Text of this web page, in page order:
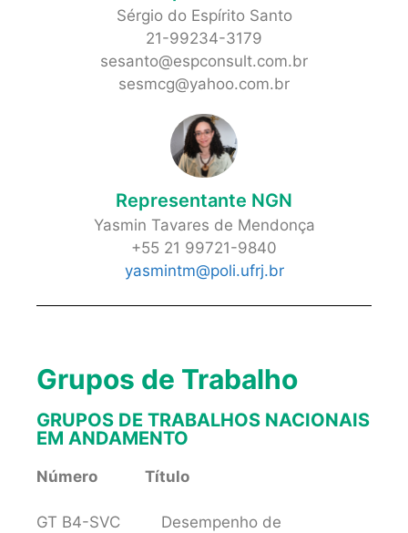
Sérgio do Espírito Santo
21-99234-3179
sesanto@espconsult.com.br
sesmcg@yahoo.com.br
Representante NGN
Yasmin Tavares de Mendonça
+55 21 99721-9840
yasmintm@poli.ufrj.br
Grupos de Trabalho
GRUPOS DE TRABALHOS NACIONAIS
EM ANDAMENTO
Número Título
GT B4-SVC Desempenho de